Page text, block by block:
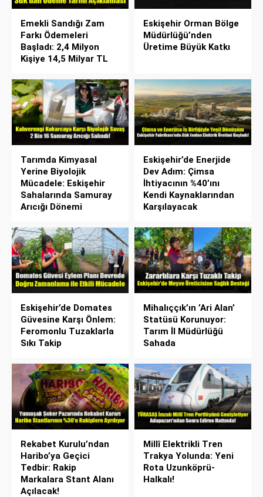
Emekli Sandığı Zam
Farkı Ödemeleri
Başladı: 2,4 Milyon
Kişiye 14,5 Milyar TL
Eskişehir Orman Bölge
Müdürlüğü’nden
Üretime Büyük Katkı
Tarımda Kimyasal
Yerine Biyolojik
Mücadele: Eskişehir
Sahalarında Samuray
Arıcığı Dönemi
Eskişehir’de Enerjide
Dev Adım: Çimsa
İhtiyacının %40’ını
Kendi Kaynaklarından
Karşılayacak
Eskişehir’de Domates
Güvesine Karşı Önlem:
Feromonlu Tuzaklarla
Sıkı Takip
Mihalıççık’ın ’Ari Alan’
Statüsü Korunuyor:
Tarım İl Müdürlüğü
Sahada
Rekabet Kurulu’ndan
Haribo’ya Geçici
Tedbir: Rakip
Markalara Stant Alanı
Açılacak!
Millî Elektrikli Tren
Trakya Yolunda: Yeni
Rota Uzunköprü-
Halkalı!